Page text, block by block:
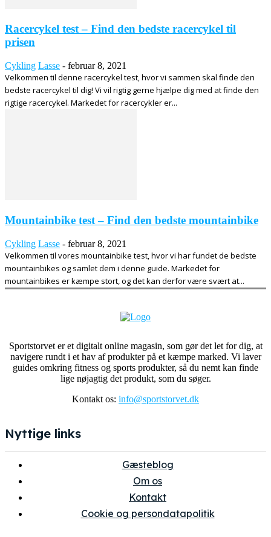
Racercykel test – Find den bedste racercykel til
prisen
Cykling Lasse - februar 8, 2021
Velkommen til denne racercykel test, hvor vi sammen skal finde den
bedste racercykel til dig! Vi vil rigtig gerne hjælpe dig med at finde den
rigtige racercykel. Markedet for racercykler er...
Mountainbike test – Find den bedste mountainbike
Cykling Lasse - februar 8, 2021
Velkommen til vores mountainbike test, hvor vi har fundet de bedste
mountainbikes og samlet dem i denne guide. Markedet for
mountainbikes er kæmpe stort, og det kan derfor være svært at...
Sportstorvet er et digitalt online magasin, som gør det let for dig, at
navigere rundt i et hav af produkter på et kæmpe marked. Vi laver
guides omkring fitness og sports produkter, så du nemt kan finde
lige nøjagtig det produkt, som du søger.
Kontakt os: info@sportstorvet.dk
Nyttige links
Gæsteblog
Om os
Kontakt
Cookie og persondatapolitik